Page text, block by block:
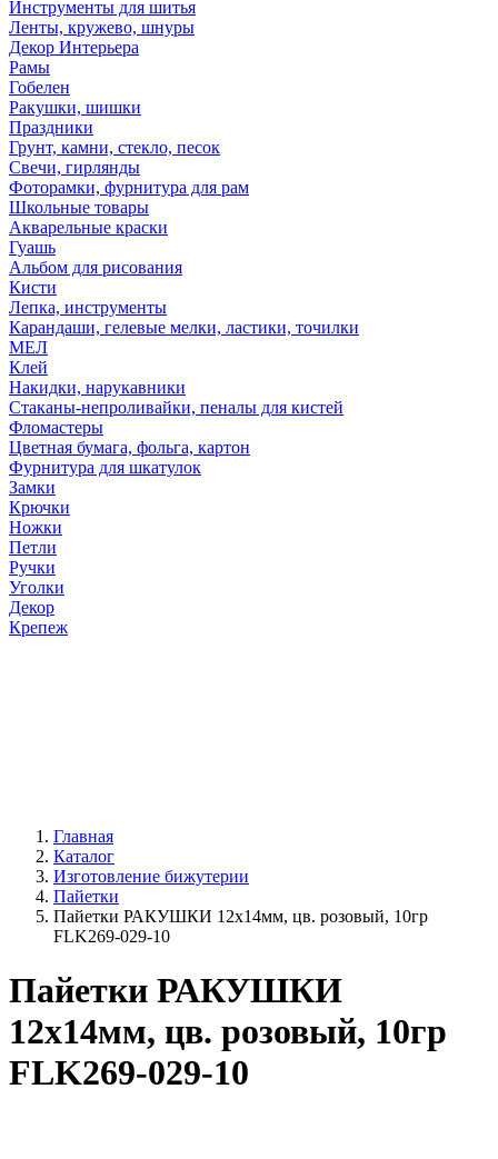
Инструменты для шитья
Ленты, кружево, шнуры
Декор Интерьера
Рамы
Гобелен
Ракушки, шишки
Праздники
Грунт, камни, стекло, песок
Свечи, гирлянды
Фоторамки, фурнитура для рам
Школьные товары
Акварельные краски
Гуашь
Альбом для рисования
Кисти
Лепка, инструменты
Карандаши, гелевые мелки, ластики, точилки
МЕЛ
Клей
Накидки, нарукавники
Стаканы-непроливайки, пеналы для кистей
Фломастеры
Цветная бумага, фольга, картон
Фурнитура для шкатулок
Замки
Крючки
Ножки
Петли
Ручки
Уголки
Декор
Крепеж
Главная
Каталог
Изготовление бижутерии
Пайетки
Пайетки РАКУШКИ 12х14мм, цв. розовый, 10гр
FLK269-029-10
Пайетки РАКУШКИ
12х14мм, цв. розовый, 10гр
FLK269-029-10